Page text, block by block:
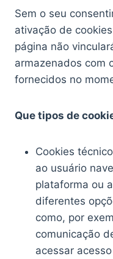
Sem o seu
ativação de
página não
armazenados com
fornecidos no
Que tipos de
Cookies
ao usuário
plataforma ou
diferentes
como, por
comunicação
acessar